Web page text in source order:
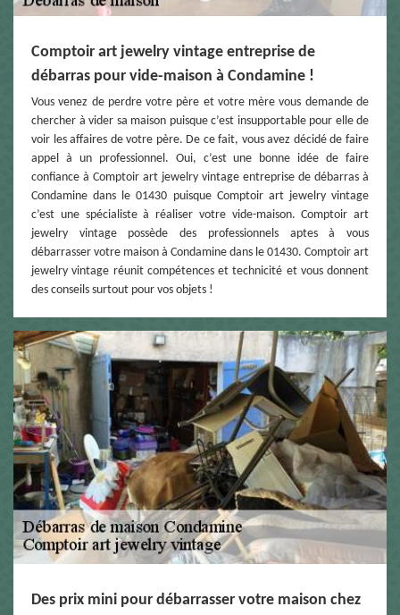
Comptoir art jewelry vintage entreprise de
débarras pour vide-maison à Condamine !
Vous venez de perdre votre père et votre mère vous demande de
chercher à vider sa maison puisque c’est insupportable pour elle de
voir les affaires de votre père. De ce fait, vous avez décidé de faire
appel à un professionnel. Oui, c’est une bonne idée de faire
confiance à Comptoir art jewelry vintage entreprise de débarras à
Condamine dans le 01430 puisque Comptoir art jewelry vintage
c’est une spécialiste à réaliser votre vide-maison. Comptoir art
jewelry vintage possède des professionnels aptes à vous
débarrasser votre maison à Condamine dans le 01430. Comptoir art
jewelry vintage réunit compétences et technicité et vous donnent
des conseils surtout pour vos objets !
Des prix mini pour débarrasser votre maison chez